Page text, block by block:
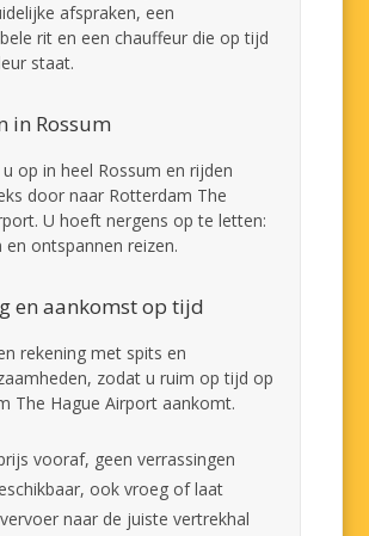
afspraken, een
rit en een chauffeur die op tijd
staat.
in Rossum
op in heel Rossum en rijden
door naar Rotterdam The
U hoeft nergens op te letten:
en ontspannen reizen.
en aankomst op tijd
rekening met spits en
zodat u ruim op tijd op
The Hague Airport aankomt.
vooraf, geen verrassingen
ook vroeg of laat
naar de juiste vertrekhal